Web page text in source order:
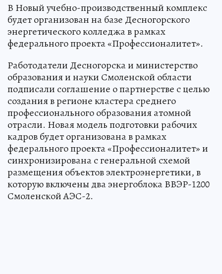
В Новый учебно-производственный комплекс
будет организован на базе Десногорского
энергетического колледжа в рамках
федерального проекта «Профессионалитет».
Работодатели Десногорска и министерство
образования и науки Смоленской области
подписали соглашение о партнерстве с целью
создания в регионе кластера среднего
профессионального образования атомной
отрасли. Новая модель подготовки рабочих
кадров будет организована в рамках
федерального проекта «Профессионалитет» и
синхронизирована с генеральной схемой
размещения объектов электроэнергетики, в
которую включены два энергоблока ВВЭР-1200
Смоленской АЭС-2.